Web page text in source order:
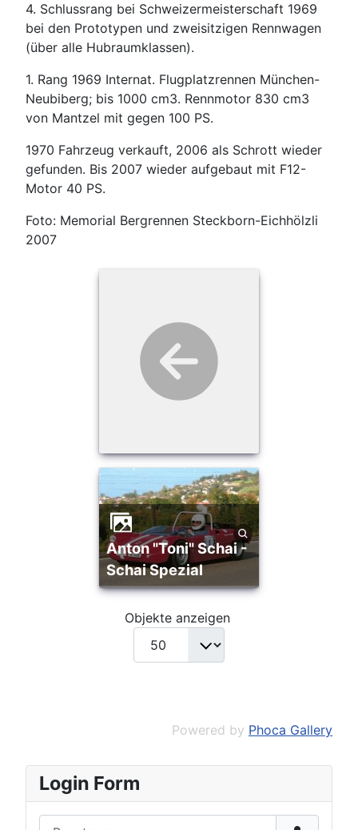
4. Schlussrang bei Schweizermeisterschaft 1969
bei den Prototypen und zweisitzigen Rennwagen
(über alle Hubraumklassen).
1. Rang 1969 Internat. Flugplatzrennen München-
Neubiberg; bis 1000 cm3. Rennmotor 830 cm3
von Mantzel mit gegen 100 PS.
1970 Fahrzeug verkauft, 2006 als Schrott wieder
gefunden. Bis 2007 wieder aufgebaut mit F12-
Motor 40 PS.
Foto: Memorial Bergrennen Steckborn-Eichhölzli
2007
Anton "Toni" Schai -
Schai Spezial
Objekte anzeigen
Powered by Phoca Gallery
Login Form